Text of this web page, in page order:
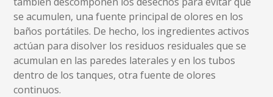
se acumulen, una fuente principal de olores en los
baños portátiles. De hecho, los ingredientes activos
actúan para disolver los residuos residuales que se
acumulan en las paredes laterales y en los tubos
dentro de los tanques, otra fuente de olores
continuos.